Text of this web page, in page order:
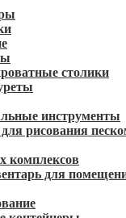
столики
инструменты
рисования
комплексов
для